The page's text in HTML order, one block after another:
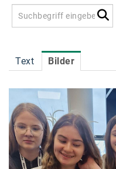
Accessiway
ALC
Anadi Bank
Arthur D. Little
Text Bilder